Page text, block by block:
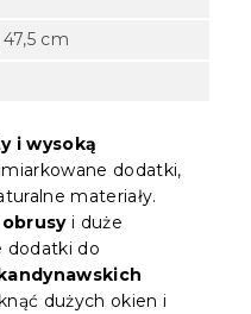
47,5 cm
i wysoką
dodatki,
materiały.
i duże
dodatki do
dużych okien i